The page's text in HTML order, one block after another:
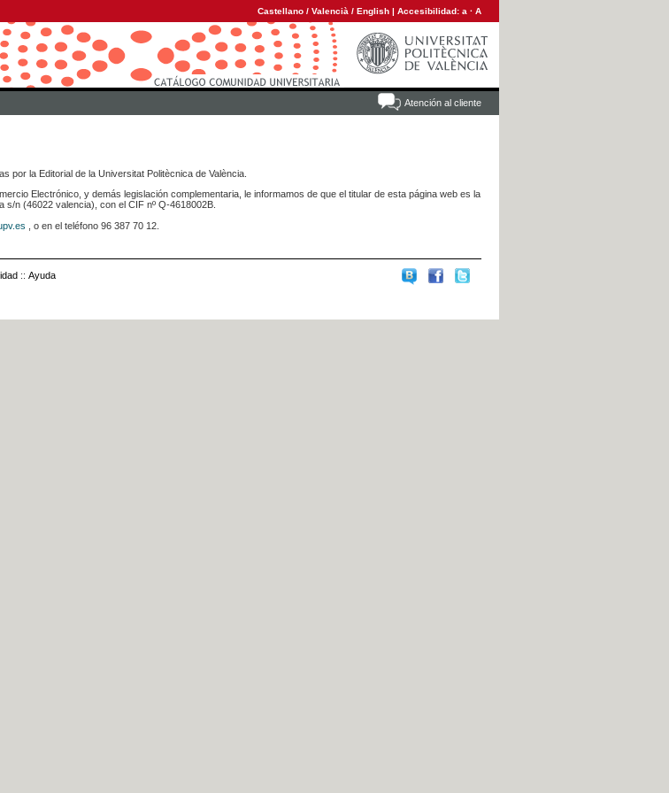
Castellano / Valencià / English | Accesibilidad: a · A
Atención al cliente
por la Editorial de la Universitat Politècnica de València.
Electrónico, y demás legislación complementaria, le informamos de que el titular de esta página web es la
s/n (46022 valencia), con el CIF nº Q-4618002B.
, o en el teléfono 96 387 70 12.
:: Ayuda